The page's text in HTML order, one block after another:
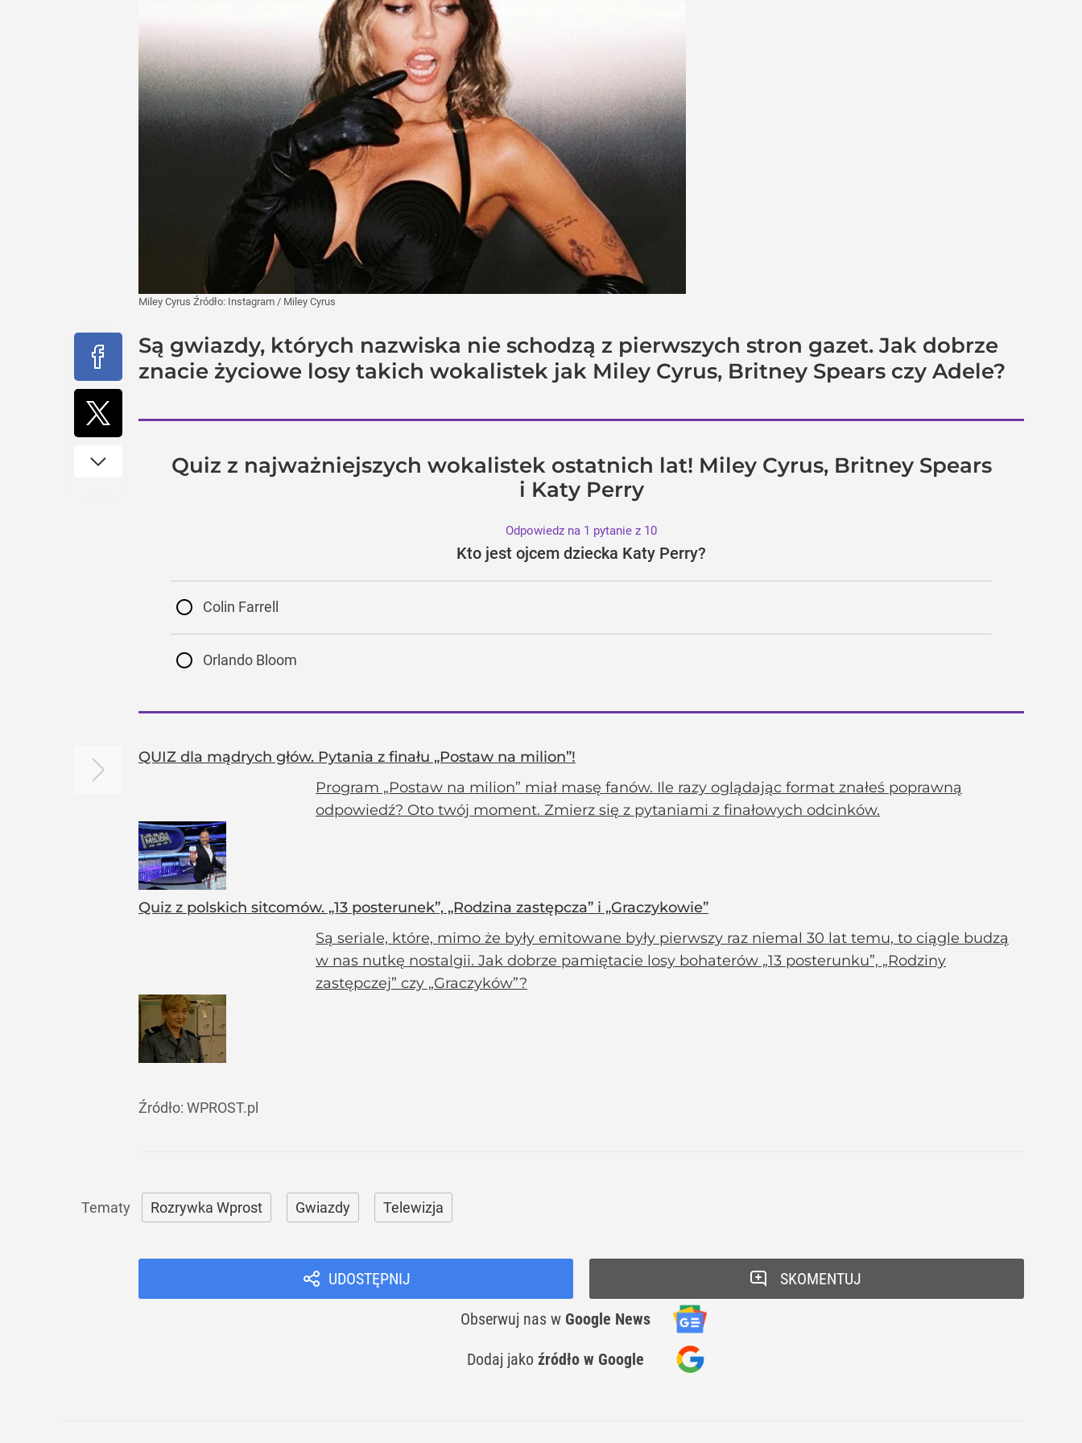
Miley Cyrus Źródło: Instagram / Miley Cyrus
Są gwiazdy, których nazwiska nie schodzą z pierwszych stron gazet. Jak dobrze
znacie życiowe losy takich wokalistek jak Miley Cyrus, Britney Spears czy Adele?
Quiz z najważniejszych wokalistek ostatnich lat! Miley Cyrus, Britney Spears
i Katy Perry
Odpowiedz na 1 pytanie z 10
Kto jest ojcem dziecka Katy Perry?
Colin Farrell
Orlando Bloom
QUIZ dla mądrych głów. Pytania z finału „Postaw na milion”!
Program „Postaw na milion” miał masę fanów. Ile razy oglądając format znałeś poprawną
odpowiedź? Oto twój moment. Zmierz się z pytaniami z finałowych odcinków.
Quiz z polskich sitcomów. „13 posterunek”, „Rodzina zastępcza” i „Graczykowie”
Są seriale, które, mimo że były emitowane były pierwszy raz niemal 30 lat temu, to ciągle budzą
w nas nutkę nostalgii. Jak dobrze pamiętacie losy bohaterów „13 posterunku”, „Rodziny
zastępczej” czy „Graczyków”?
Źródło: WPROST.pl
Rozrywka Wprost Gwiazdy Telewizja
UDOSTĘPNIJ
Obserwuj nas w Google News
Dodaj jako źródło w Google
SKOMENTUJ